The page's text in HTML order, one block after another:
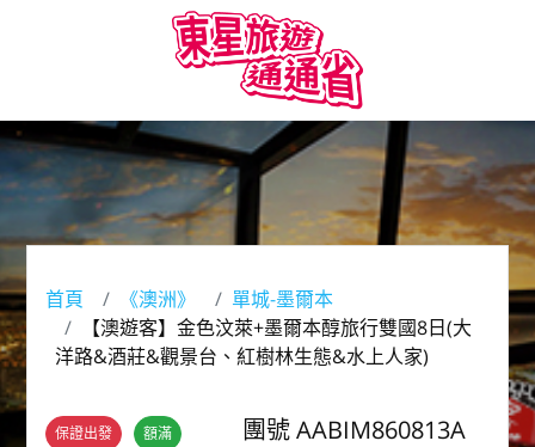
首頁 《澳洲》
單城-墨爾本
【澳遊客】金色汶萊+墨爾本醇旅行雙國8日(大
洋路&酒莊&觀景台、紅樹林生態&水上人家)
保證出發 額滿 團號 AABIM860813A